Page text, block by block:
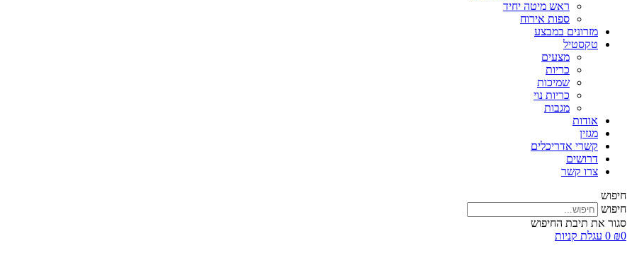
ראש מיטה יחיד
ספות אירוח
מזרונים במבצע
טקסטיל
מצעים
כריות
שמיכות
כריות נוי
מגבות
אודות
מגזין
קשרי אדריכלים
דרושים
צרו קשר
חיפוש
חיפוש
סגור את תיבת החיפוש
₪0
0 עגלת קניות